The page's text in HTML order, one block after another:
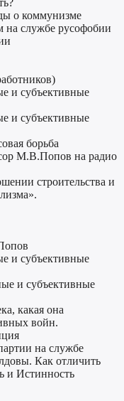
о коммунизме
службе русофобии
и субъективные
и субъективные
борьба
М.В.Попов на радио
строительства и
и субъективные
и субъективные
какая она
войн.
на службе
Как отличить
и Истинность